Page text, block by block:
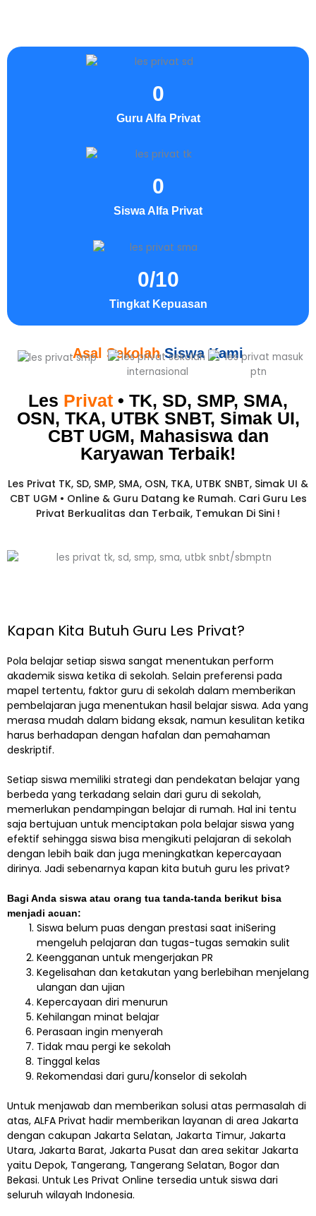
Guru Alfa Privat
0
Siswa Alfa Privat
0
Tingkat Kepuasan
0/10
Asal Sekolah Siswa Kami
Les Privat • TK, SD, SMP, SMA,
OSN, TKA, UTBK SNBT, Simak UI,
CBT UGM, Mahasiswa dan
Karyawan Terbaik!​
Les Privat TK, SD, SMP, SMA, OSN, TKA, UTBK SNBT, Simak UI &
CBT UGM • Online & Guru Datang ke Rumah. Cari Guru Les
Privat Berkualitas dan Terbaik, Temukan Di Sini !
Kapan Kita Butuh Guru Les Privat?
Pola belajar setiap siswa sangat menentukan perform
akademik siswa ketika di sekolah. Selain preferensi pada
mapel tertentu, faktor guru di sekolah dalam memberikan
pembelajaran juga menentukan hasil belajar siswa. Ada yang
merasa mudah dalam bidang eksak, namun kesulitan ketika
harus berhadapan dengan hafalan dan pemahaman
deskriptif.
Setiap siswa memiliki strategi dan pendekatan belajar yang
berbeda yang terkadang selain dari guru di sekolah,
memerlukan pendampingan belajar di rumah. Hal ini tentu
saja bertujuan untuk menciptakan pola belajar siswa yang
efektif sehingga siswa bisa mengikuti pelajaran di sekolah
dengan lebih baik dan juga meningkatkan kepercayaan
dirinya. Jadi sebenarnya kapan kita butuh guru les privat?
Bagi Anda siswa atau orang tua tanda-tanda berikut bisa
menjadi acuan:
Siswa belum puas dengan prestasi saat iniSering
mengeluh pelajaran dan tugas-tugas semakin sulit
Keengganan untuk mengerjakan PR
Kegelisahan dan ketakutan yang berlebihan menjelang
ulangan dan ujian
Kepercayaan diri menurun
Kehilangan minat belajar
Perasaan ingin menyerah
Tidak mau pergi ke sekolah
Tinggal kelas
Rekomendasi dari guru/konselor di sekolah
Untuk menjawab dan memberikan solusi atas permasalah di
atas, ALFA Privat hadir memberikan layanan di area Jakarta
dengan cakupan Jakarta Selatan, Jakarta Timur, Jakarta
Utara, Jakarta Barat, Jakarta Pusat dan area sekitar Jakarta
yaitu Depok, Tangerang, Tangerang Selatan, Bogor dan
Bekasi. Untuk Les Privat Online tersedia untuk siswa dari
seluruh wilayah Indonesia.